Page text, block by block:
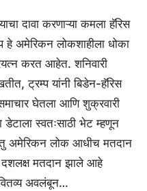
दावा करणाऱ्या कमला हॅरिस
हे अमेरिकन लोकशाहीला धोका
करत आहेत. शनिवारी
ट्रम्प यांनी बिडेन-हॅरिस
घेतला आणि शुक्रवारी
डेटाला स्वतःसाठी भेट म्हणून
अमेरिकन लोक आधीच मतदान
दशलक्ष मतदान झाले आहे
अवलंबून…